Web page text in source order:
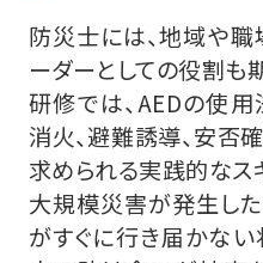
防災士には、地域や職
ーダーとしての役割も
研修では、AEDの使
消火、避難誘導、安否
求められる実践的なス
大規模災害が発生した
がすぐに行き届かな